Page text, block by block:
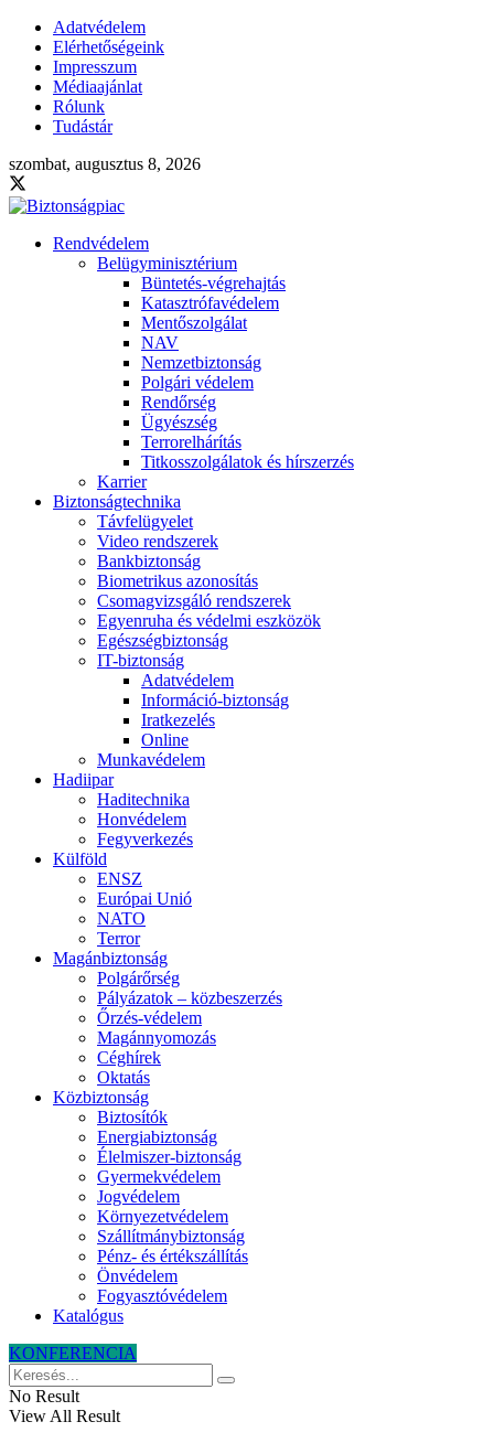
Adatvédelem
Elérhetőségeink
Impresszum
Médiaajánlat
Rólunk
Tudástár
szombat, augusztus 8, 2026
Rendvédelem
Belügyminisztérium
Büntetés-végrehajtás
Katasztrófavédelem
Mentőszolgálat
NAV
Nemzetbiztonság
Polgári védelem
Rendőrség
Ügyészség
Terrorelhárítás
Titkosszolgálatok és hírszerzés
Karrier
Biztonságtechnika
Távfelügyelet
Video rendszerek
Bankbiztonság
Biometrikus azonosítás
Csomagvizsgáló rendszerek
Egyenruha és védelmi eszközök
Egészségbiztonság
IT-biztonság
Adatvédelem
Információ-biztonság
Iratkezelés
Online
Munkavédelem
Hadiipar
Haditechnika
Honvédelem
Fegyverkezés
Külföld
ENSZ
Európai Unió
NATO
Terror
Magánbiztonság
Polgárőrség
Pályázatok – közbeszerzés
Őrzés-védelem
Magánnyomozás
Céghírek
Oktatás
Közbiztonság
Biztosítók
Energiabiztonság
Élelmiszer-biztonság
Gyermekvédelem
Jogvédelem
Környezetvédelem
Szállítmánybiztonság
Pénz- és értékszállítás
Önvédelem
Fogyasztóvédelem
Katalógus
KONFERENCIA
No Result
View All Result